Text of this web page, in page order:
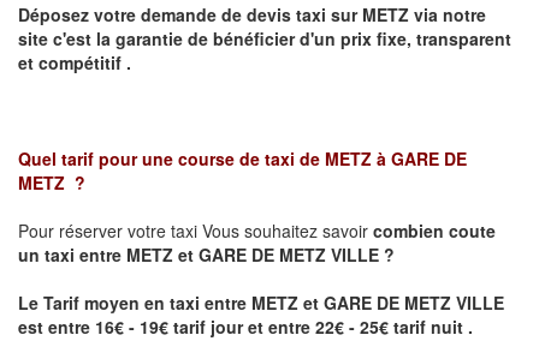
Déposez votre demande de devis taxi sur METZ via notre
site c'est la garantie de bénéficier d'un prix fixe, transparent
et compétitif .
Quel tarif pour une course de taxi de METZ à GARE DE
METZ ?
Pour réserver votre taxi Vous souhaitez savoir combien coute
un taxi entre METZ et GARE DE METZ VILLE ?
Le Tarif moyen en taxi entre METZ et GARE DE METZ VILLE
est entre 16€ - 19€ tarif jour et entre 22€ - 25€ tarif nuit .